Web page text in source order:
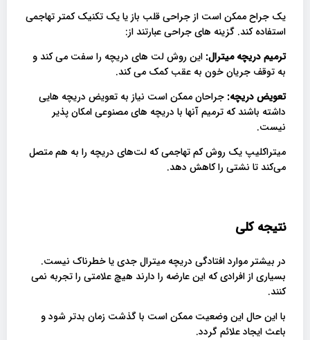
یک جراح ممکن است از جراحی قلب باز یا یک تکنیک کمتر تهاجمی
استفاده کند. گزینه های جراحی عبارتند از:
ترمیم دریچه میترال: این روش لت های دریچه را سفت می کند و
به توقف جریان خون به عقب کمک می کند.
تعویض دریچه: جراحان ممکن است نیاز به تعویض دریچه هایی
داشته باشند که ترمیم آنها با دریچه های مصنوعی امکان پذیر
نیست.
میتراکلیپ یک روش کم تهاجمی که لت‌های دریچه را به هم متصل
می‌کند تا نشتی را کاهش دهد.
نتیجه کلی
در بیشتر موارد افتادگی دریچه میترال جدی یا خطرناک نیست.
بسیاری از افرادی که این عارضه را دارند هیچ علامتی را تجربه نمی
کنند.
با این حال این وضعیت ممکن است با گذشت زمان بدتر شود و
باعث ایجاد علائم گردد.